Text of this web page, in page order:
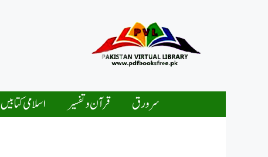
سرورق قرآن و تفسیر اسلامی کتابیں